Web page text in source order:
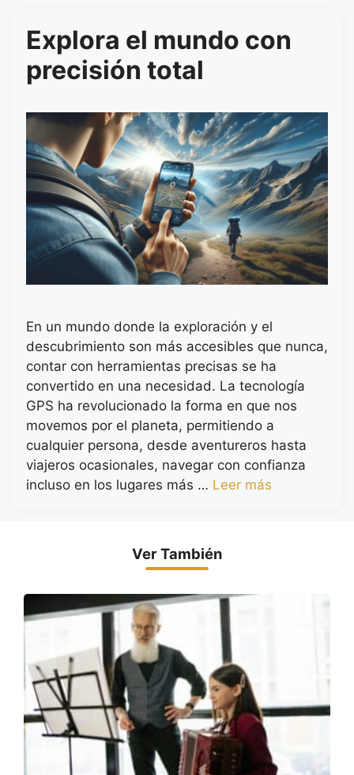
Explora el mundo con
precisión total
En un mundo donde la exploración y el
descubrimiento son más accesibles que nunca,
contar con herramientas precisas se ha
convertido en una necesidad. La tecnología
GPS ha revolucionado la forma en que nos
movemos por el planeta, permitiendo a
cualquier persona, desde aventureros hasta
viajeros ocasionales, navegar con confianza
incluso en los lugares más … Leer más
Ver También